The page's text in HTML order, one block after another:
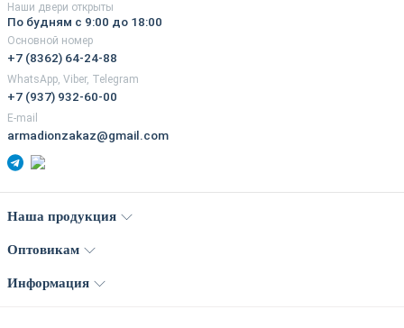
Наши двери открыты
По будням с 9:00 до 18:00
Основной номер
+7 (8362) 64-24-88
WhatsApp, Viber, Telegram
+7 (937) 932-60-00
E-mail
armadionzakaz@gmail.com
Наша продукция
Оптовикам
Информация